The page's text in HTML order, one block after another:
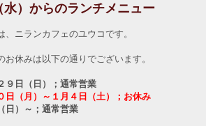
水）からのランチメニュー
、ニランカフェのユウコです。
お休みは以下の通りでございます。
９日（日）；通常営業
日（月）～１月４日（土）；お休み
日）～；通常営業